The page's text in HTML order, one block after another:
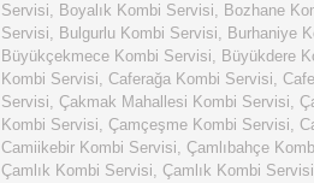
Servisi, Boyalık Kombi Servisi, Bozhane
Servisi, Bulgurlu Kombi Servisi, Burhaniye
Büyükçekmece Kombi Servisi, Büyükdere
Kombi Servisi, Caferağa Kombi Servisi,
Servisi, Çakmak Mahallesi Kombi Servisi,
Kombi Servisi, Çamçeşme Kombi Servisi,
Camiikebir Kombi Servisi, Çamlıbahçe
Çamlık Kombi Servisi, Çamlık Kombi Servisi